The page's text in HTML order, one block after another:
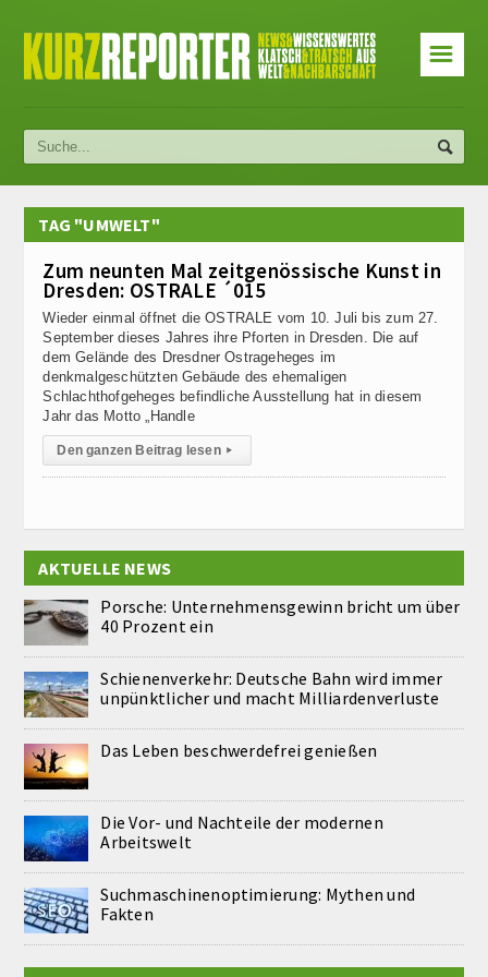
☰
TAG "UMWELT"
Zum neunten Mal zeitgenössische Kunst in
Dresden: OSTRALE ´015
Wieder einmal öffnet die OSTRALE vom 10. Juli bis zum 27.
September dieses Jahres ihre Pforten in Dresden. Die auf
dem Gelände des Dresdner Ostrageheges im
denkmalgeschützten Gebäude des ehemaligen
Schlachthofgeheges befindliche Ausstellung hat in diesem
Jahr das Motto „Handle
Den ganzen Beitrag lesen ▸
AKTUELLE NEWS
Porsche: Unternehmensgewinn bricht um über
40 Prozent ein
Schienenverkehr: Deutsche Bahn wird immer
unpünktlicher und macht Milliardenverluste
Das Leben beschwerdefrei genießen
Die Vor- und Nachteile der modernen
Arbeitswelt
Suchmaschinenoptimierung: Mythen und
Fakten